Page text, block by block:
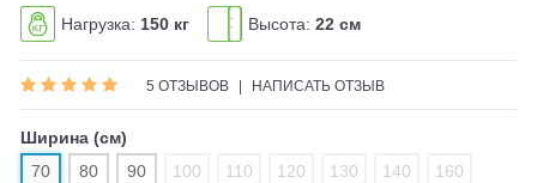
Нагрузка: 150 кг Высота: 22 см
5 ОТЗЫВОВ НАПИСАТЬ ОТЗЫВ
Ширина (см)
70
80 90 100 110 120 130 140 160